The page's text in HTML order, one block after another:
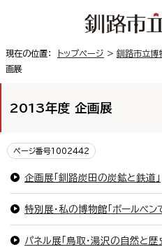
現在の位置： トップページ > 釧路市立博
画展
2013年度 企画展
ページ番号1002442
企画展「釧路炭田の炭鉱と鉄道」
特別展・私の博物館「ボールペン
パネル展「鳥取・湯沢の自然と歴